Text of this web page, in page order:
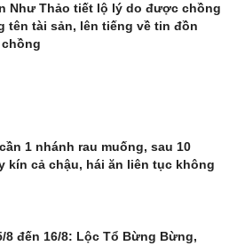
Như Thảo tiết lộ lý do được chồng
tên tài sản, lên tiếng về tin đồn
1 nhánh rau muống, sau 10
kín cả chậu, hái ăn liên tục không
8 đến 16/8: Lộc Tổ Bừng Bừng,